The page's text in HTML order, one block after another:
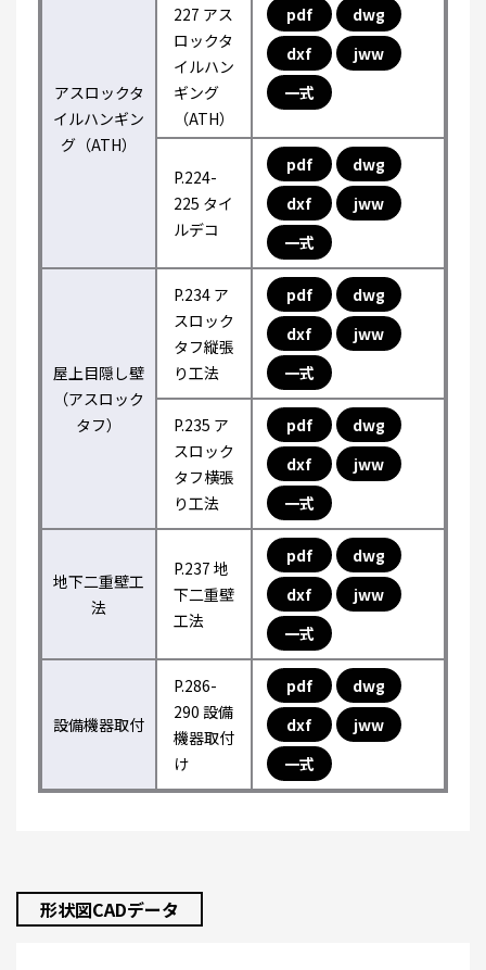
アスロックタ
イルハンギン
グ（ATH）
227 アス
ロックタ
イルハン
ギング
（ATH）
pdf
dwg
dxf
jww
一式
P.224-
225 タイ
ルデコ
pdf
dwg
dxf
jww
一式
屋上目隠し壁
（アスロック
タフ）
P.234 ア
スロック
タフ縦張
り工法
pdf
dwg
dxf
jww
一式
P.235 ア
スロック
タフ横張
り工法
pdf
dwg
dxf
jww
一式
地下二重壁工
法
P.237 地
下二重壁
工法
pdf
dwg
dxf
jww
一式
設備機器取付
P.286-
290 設備
機器取付
け
pdf
dwg
dxf
jww
一式
形状図CADデータ